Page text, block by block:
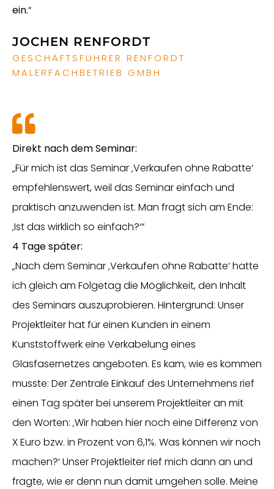
ein.“
JOCHEN RENFORDT
GESCHÄFTSFÜHRER RENFORDT
MALERFACHBETRIEB GMBH
Direkt nach dem Seminar:
„Für mich ist das Seminar ‚Verkaufen ohne Rabatte‘
empfehlenswert, weil das Seminar einfach und
praktisch anzuwenden ist. Man fragt sich am Ende:
‚Ist das wirklich so einfach?‘“
4 Tage später:
„Nach dem Seminar ‚Verkaufen ohne Rabatte‘ hatte
ich gleich am Folgetag die Möglichkeit, den Inhalt
des Seminars auszuprobieren. Hintergrund: Unser
Projektleiter hat für einen Kunden in einem
Kunststoffwerk eine Verkabelung eines
Glasfasernetzes angeboten. Es kam, wie es kommen
musste: Der Zentrale Einkauf des Unternehmens rief
einen Tag später bei unserem Projektleiter an mit
den Worten: ‚Wir haben hier noch eine Differenz von
X Euro bzw. in Prozent von 6,1%. Was können wir noch
machen?‘ Unser Projektleiter rief mich dann an und
fragte, wie er denn nun damit umgehen solle. Meine